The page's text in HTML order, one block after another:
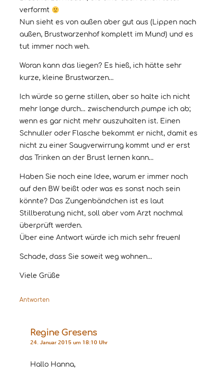
verformt
Nun sieht es von außen aber gut aus (Lippen nach
außen, Brustwarzenhof komplett im Mund) und es
tut immer noch weh.
Woran kann das liegen? Es hieß, ich hätte sehr
kurze, kleine Brustwarzen…
Ich würde so gerne stillen, aber so halte ich nicht
mehr lange durch… zwischendurch pumpe ich ab;
wenn es gar nicht mehr auszuhalten ist. Einen
Schnuller oder Flasche bekommt er nicht, damit es
nicht zu einer Saugverwirrung kommt und er erst
das Trinken an der Brust lernen kann…
Haben Sie noch eine Idee, warum er immer noch
auf den BW beißt oder was es sonst noch sein
könnte? Das Zungenbändchen ist es laut
Stillberatung nicht, soll aber vom Arzt nochmal
überprüft werden.
Über eine Antwort würde ich mich sehr freuen!
Schade, dass Sie soweit weg wohnen…
Viele Grüße
Antworten
Regine Gresens
24. Januar 2015 um 18:10 Uhr
Hallo Hanna,